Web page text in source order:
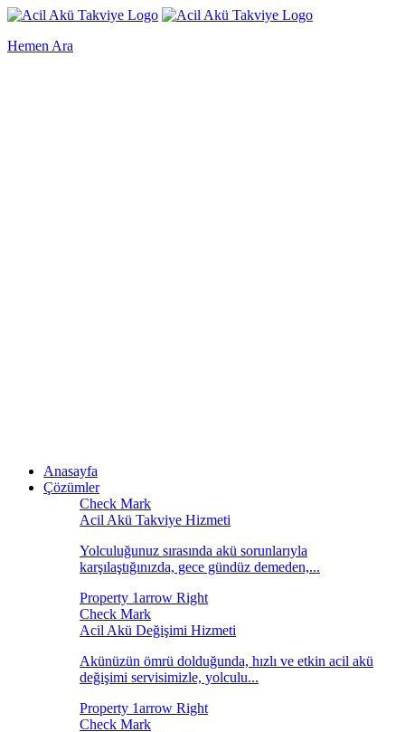
Hemen Ara
Anasayfa
Çözümler
Acil Akü Takviye Hizmeti
Yolculuğunuz sırasında akü sorunlarıyla
karşılaştığınızda, gece gündüz demeden,...
Acil Akü Değişimi Hizmeti
Akünüzün ömrü dolduğunda, hızlı ve etkin acil akü
değişimi servisimizle, yolculu...